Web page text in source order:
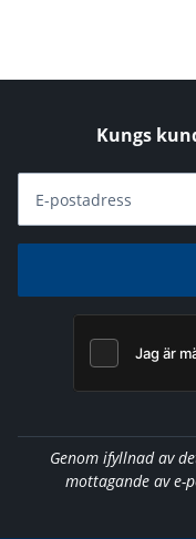
Kungs
E-postadress
Genom ifyllnad av
mottagande av e-